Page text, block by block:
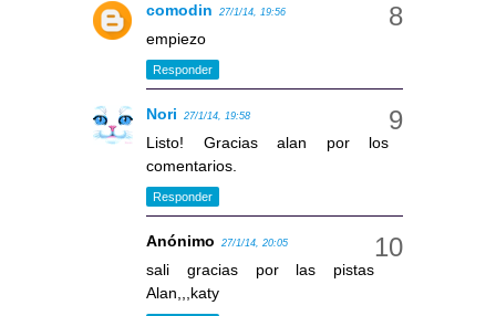
comodin 27/1/14, 19:56
empiezo
Responder
Nori 27/1/14, 19:58
Listo! Gracias alan por los
comentarios.
Responder
Anónimo 27/1/14, 20:05
sali gracias por las pistas
Alan,,,katy